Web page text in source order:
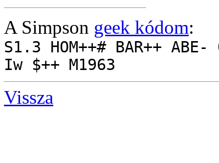
A Simpson geek kódom:
S1.3 HOM++# BAR++
Iw $++ M1963
Vissza